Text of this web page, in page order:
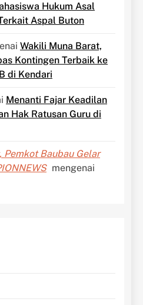
Hukum Asal
Aspal Buton
Wakili Muna Barat,
Kontingen Terbaik ke
di Kendari
Menanti Fajar Keadilan
Hak Ratusan Guru di
Baubau Gelar
mengenai